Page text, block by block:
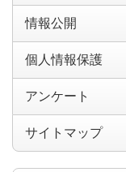
情報公開
個人情報保護
アンケート
サイトマップ